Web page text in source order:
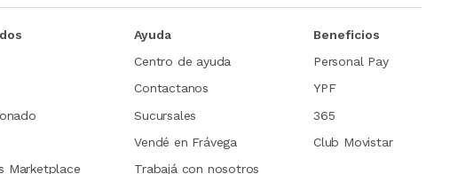
Marketplace
Ayuda
Centro de ayuda
Contactanos
Sucursales
Vendé en Frávega
Trabajá con nosotros
Beneficios
Personal Pay
YPF
365
Club Movistar